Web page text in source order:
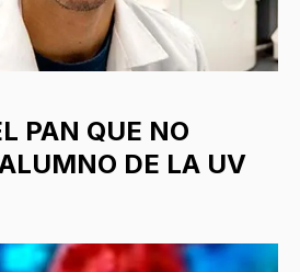
PAN QUE NO
DE LA UV